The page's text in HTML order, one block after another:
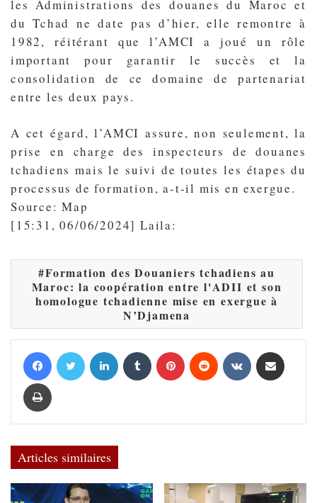
les Administrations des douanes du Maroc et
du Tchad ne date pas d’hier, elle remontre à
1982, réitérant que l’AMCI a joué un rôle
important pour garantir le succès et la
consolidation de ce domaine de partenariat
entre les deux pays.
A cet égard, l’AMCI assure, non seulement, la
prise en charge des inspecteurs de douanes
tchadiens mais le suivi de toutes les étapes du
processus de formation, a-t-il mis en exergue.
Source: Map
[15:31, 06/06/2024] Laila:
Formation des Douaniers tchadiens au
Maroc: la coopération entre l'ADII et son
homologue tchadienne mise en exergue à
N’Djamena
Articles similaires